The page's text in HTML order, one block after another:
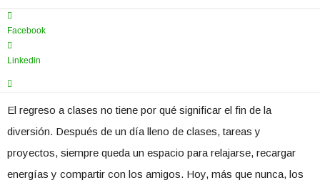
Facebook
Linkedin
El regreso a clases no tiene por qué significar el fin de la
diversión. Después de un día lleno de clases, tareas y
proyectos, siempre queda un espacio para relajarse, recargar
energías y compartir con los amigos. Hoy, más que nunca, los